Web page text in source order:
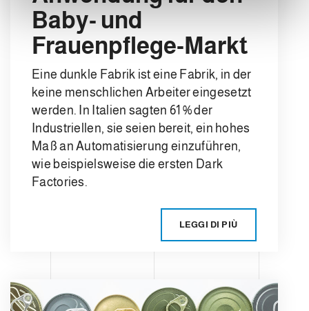
Baby- und
Frauenpflege-Markt
Eine dunkle Fabrik ist eine Fabrik, in der
keine menschlichen Arbeiter eingesetzt
werden. In Italien sagten 61 % der
Industriellen, sie seien bereit, ein hohes
Maß an Automatisierung einzuführen,
wie beispielsweise die ersten Dark
Factories.
LEGGI DI PIÙ